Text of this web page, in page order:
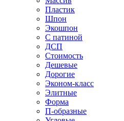
Пластик
Шпон
Экошпон
С патиной
ДСП
Стоимость
Дешевые
Дорогие
Эконом-класс
Элитные
Форма
П-образные